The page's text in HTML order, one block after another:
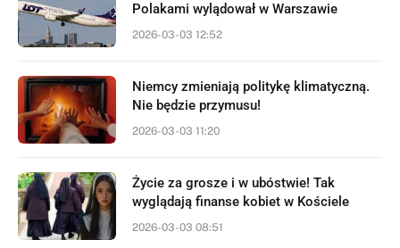
Polakami wylądował w Warszawie
2026-03-03 12:52
Niemcy zmieniają politykę klimatyczną.
Nie będzie przymusu!
2026-03-03 11:20
Życie za grosze i w ubóstwie! Tak
wyglądają finanse kobiet w Kościele
2026-03-03 08:51